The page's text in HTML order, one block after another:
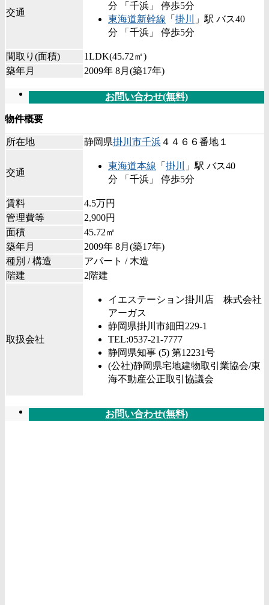
交通
分 「千浜」 停歩5分
東海道新幹線 「 掛川
」駅 バス40
分 「千浜」 停歩5分
間取り(面積)
1LDK(45.72㎡)
築年月
2009年 8月(築17年)
お問い合わせ(無料)
物件概要
所在地 静岡県掛川市千浜４４６６番地１
交通
東海道本線 「 掛川
」駅 バス40
分 「千浜」 停歩5分
賃料
4.5万円
管理費等
2,900円
面積
45.72㎡
築年月
2009年 8月(築17年)
種別 / 構造
アパート / 木造
階建
2階建
取扱会社
イエステーション掛川店 株式会社
アーガス
静岡県掛川市細田229-1
TEL:0537-21-7777
静岡県知事 (5) 第12231号
(公社)静岡県宅地建物取引業協会/東
海不動産公正取引協議会
お問い合わせ(無料)